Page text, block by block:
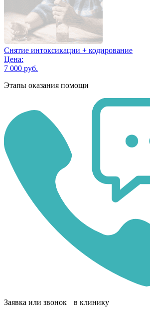
Снятие интоксикации + кодирование
Цена:
7 000 руб.
Этапы оказания помощи
Заявка или звонок в клинику